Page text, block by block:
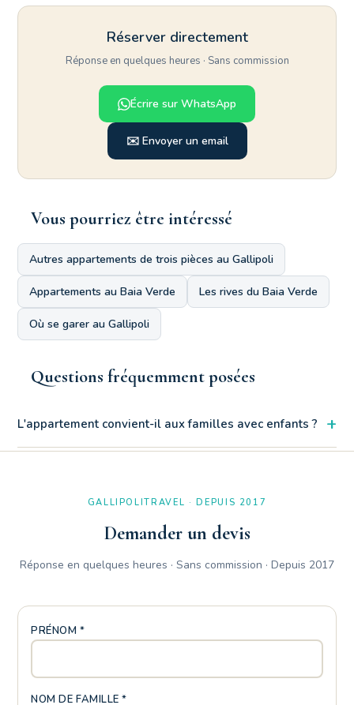
Réserver directement
Réponse en quelques heures · Sans commission
Écrire sur WhatsApp
✉️ Envoyer un email
Vous pourriez être intéressé
Autres appartements de trois pièces au Gallipoli
Appartements au Baia Verde Les rives du Baia Verde
Où se garer au Gallipoli
Questions fréquemment posées
L'appartement convient-il aux familles avec enfants ? +
Certainement. La commodité du rez-de-chaussée, le portail à
GALLIPOLITRAVEL · DEPUIS 2017
Demander un devis
Réponse en quelques heures · Sans commission · Depuis 2017
PRÉNOM *
NOM DE FAMILLE *